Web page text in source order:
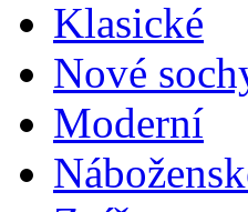
Klasické
Nové
Moderní